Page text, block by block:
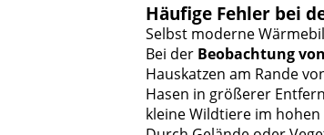
Häufige Fehler bei
Selbst moderne
Bei der Beobachtung
Hauskatzen am Rande
Hasen in größerer
kleine Wildtiere im hohen